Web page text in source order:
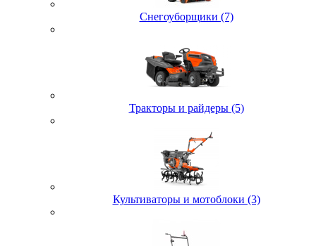
Снегоуборщики (7)
Тракторы и райдеры (5)
Культиваторы и мотоблоки (3)